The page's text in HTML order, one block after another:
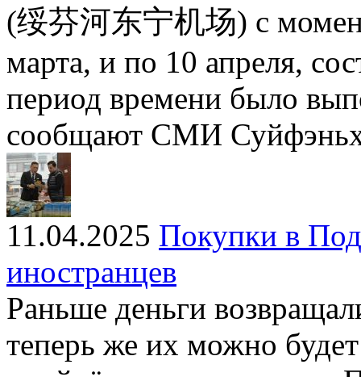
(绥芬河东宁机场) с
марта, и по 10 апреля,
период времени было
сообщают СМИ
11.04.2025 Покупки в
иностранцев
Раньше деньги
теперь же их можно будет